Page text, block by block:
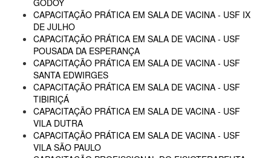
GODOY
CAPACITAÇÃO PRÁTICA EM SALA DE VACINA - USF IX
DE JULHO
CAPACITAÇÃO PRÁTICA EM SALA DE VACINA - USF
POUSADA DA ESPERANÇA
CAPACITAÇÃO PRÁTICA EM SALA DE VACINA - USF
SANTA EDWIRGES
CAPACITAÇÃO PRÁTICA EM SALA DE VACINA - USF
TIBIRIÇÁ
CAPACITAÇÃO PRÁTICA EM SALA DE VACINA - USF
VILA DUTRA
CAPACITAÇÃO PRÁTICA EM SALA DE VACINA - USF
VILA SÃO PAULO